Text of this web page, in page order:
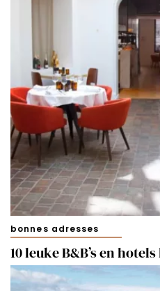
bonnes adresses
10 leuke B&B’s en